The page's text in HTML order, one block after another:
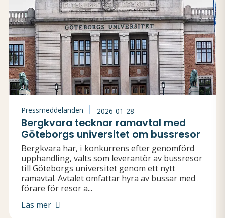
Pressmeddelanden 2026-01-28
Bergkvara tecknar ramavtal med
Göteborgs universitet om bussresor
Bergkvara har, i konkurrens efter genomförd
upphandling, valts som leverantör av bussresor
till Göteborgs universitet genom ett nytt
ramavtal. Avtalet omfattar hyra av bussar med
förare för resor a...
Läs mer